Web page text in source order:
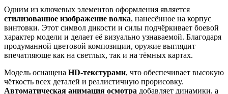
Одним из ключевых элементов оформления является
стилизованное изображение волка, нанесённое на корпус
винтовки. Этот символ дикости и силы подчёркивает боевой
характер модели и делает её визуально узнаваемой. Благодаря
продуманной цветовой композиции, оружие выглядит
впечатляюще как на светлых, так и на тёмных картах.
Модель оснащена HD-текстурами, что обеспечивает высокую
чёткость всех деталей и реалистичную прорисовку.
Автоматическая анимация осмотра добавляет динамики, а